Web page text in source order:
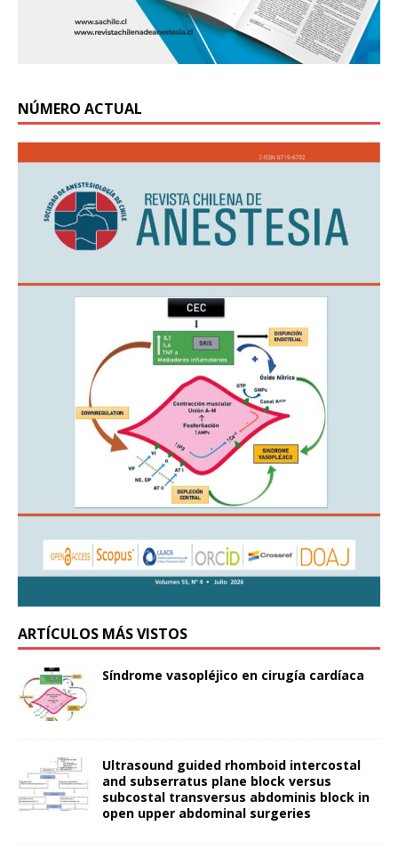
NÚMERO ACTUAL
ARTÍCULOS MÁS VISTOS
Síndrome vasopléjico en cirugía cardíaca
Ultrasound guided rhomboid intercostal
and subserratus plane block versus
subcostal transversus abdominis block in
open upper abdominal surgeries